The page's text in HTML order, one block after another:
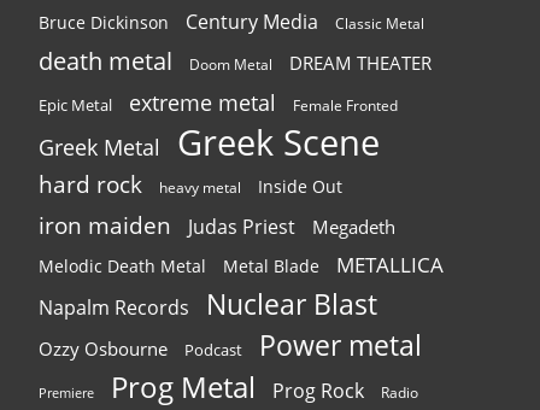
Bruce Dickinson Century Media Classic Metal
death metal Doom Metal DREAM THEATER
Epic Metal extreme metal Female Fronted
Greek Metal Greek Scene
hard rock heavy metal Inside Out
iron maiden Judas Priest Megadeth
Melodic Death Metal Metal Blade METALLICA
Napalm Records Nuclear Blast
Ozzy Osbourne Podcast Power metal
Premiere Prog Metal Prog Rock Radio